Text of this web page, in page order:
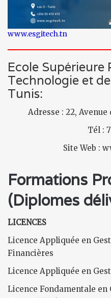
www.esgitech.tn
Ecole Supérieure
Technologie et
Tunis:
Adresse : 22,
Tél :
Site Web :
Formations
(Diplomes
LICENCES
Licence Appliquée en
Financières
Licence Appliquée en
Licence Fondamentale en